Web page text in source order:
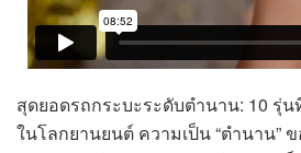
สุดยอดรถกระบะระดับตำนาน: 10 รุ่
ในโลกยานยนต์ ความเป็น “ตำนาน”